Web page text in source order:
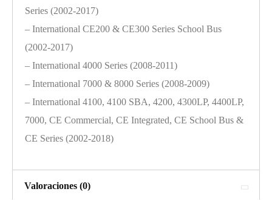
Series (2002-2017)
– International CE200 & CE300 Series School Bus
(2002-2017)
– International 4000 Series (2008-2011)
– International 7000 & 8000 Series (2008-2009)
– International 4100, 4100 SBA, 4200, 4300LP, 4400LP,
7000, CE Commercial, CE Integrated, CE School Bus &
CE Series (2002-2018)
Valoraciones (0)